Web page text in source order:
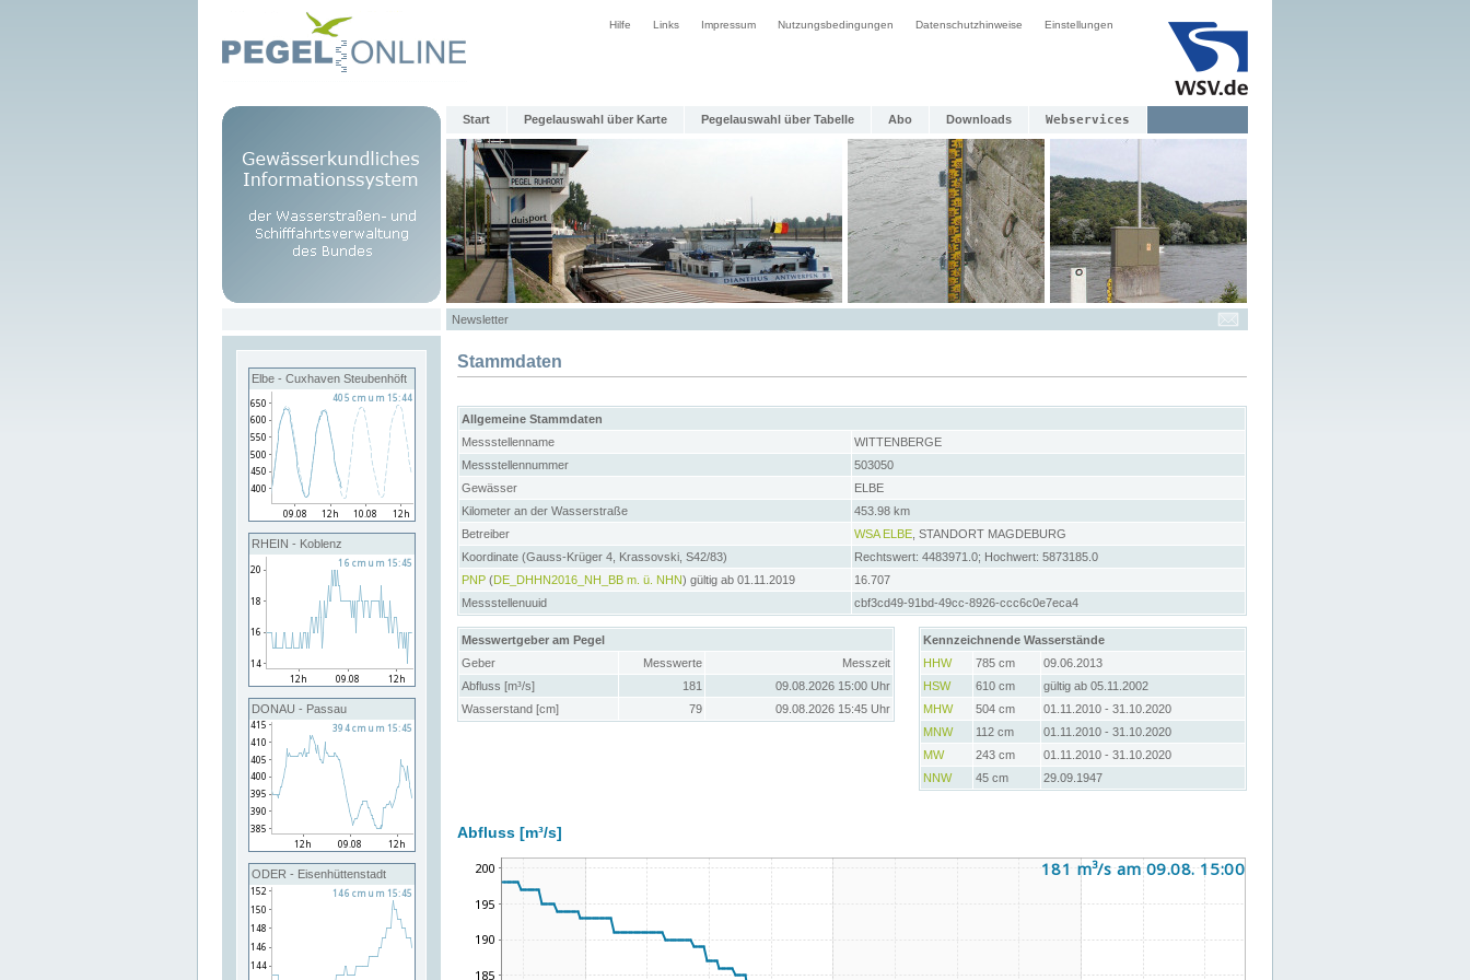
Hilfe Links Impressum Nutzungsbedingungen Datenschutzhinweise Einstellungen
Start Pegelauswahl über Karte Pegelauswahl über Tabelle Abo Downloads Webservices
Newsletter
Elbe - Cuxhaven Steubenhöft
RHEIN - Koblenz
DONAU - Passau
ODER - Eisenhüttenstadt
Stammdaten
Allgemeine Stammdaten
Messstellenname
WITTENBERGE
Messstellennummer
503050
Gewässer
ELBE
Kilometer an der Wasserstraße
453.98 km
Betreiber
WSA ELBE , STANDORT MAGDEBURG
Koordinate (Gauss-Krüger 4, Krassovski, S42/83)
Rechtswert: 4483971.0; Hochwert: 5873185.0
PNP (DE_DHHN2016_NH_BB m. ü. NHN) gültig ab 01.11.2019
16.707
Messstellenuuid
cbf3cd49-91bd-49cc-8926-ccc6c0e7eca4
Messwertgeber am Pegel
Geber
Messwerte
Messzeit
Abfluss [m³/s]
181
09.08.2026 15:00 Uhr
Wasserstand [cm]
79 09.08.2026 15:45 Uhr
Kennzeichnende Wasserstände
HHW
785 cm
09.06.2013
HSW
610 cm
gültig ab 05.11.2002
MHW
504 cm
01.11.2010 - 31.10.2020
MNW
112 cm
01.11.2010 - 31.10.2020
MW
243 cm
01.11.2010 - 31.10.2020
NNW
45 cm 29.09.1947
Abfluss [m³/s]